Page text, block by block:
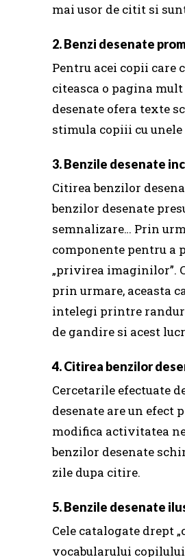
mai usor de citit si
2. Benzi desenate
Pentru acei copii care
citeasca o pagina
desenate ofera texte
stimula copiii cu
3. Benzile desenate
Citirea benzilor
benzilor desenate
semnalizare… Prin
componente pentru a
„privirea imaginilor”.
prin urmare, aceasta
intelegi printre
de gandire si acest
4. Citirea benzilor
Cercetarile efectuate
desenate are un
modifica activitatea
benzilor desenate
zile dupa citire.
5. Benzile desenate
Cele catalogate drept
vocabularului copilului